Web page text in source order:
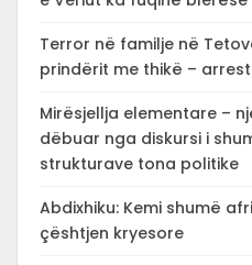
Terror në familje në
prindërit me thikë –
Mirësjellja elementare –
dëbuar nga diskursi i
strukturave tona politike
Abdixhiku: Kemi shumë
çështjen kryesore